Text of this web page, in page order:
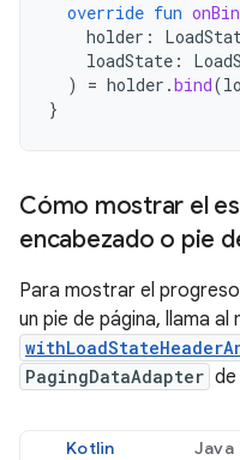
override fun
holder :
loadState :
)
= holder .bind(
}
Cómo mostrar el
encabezado o pie
Para mostrar el
un pie de página, llama al
PagingDataAdapter de
Kotlin Java